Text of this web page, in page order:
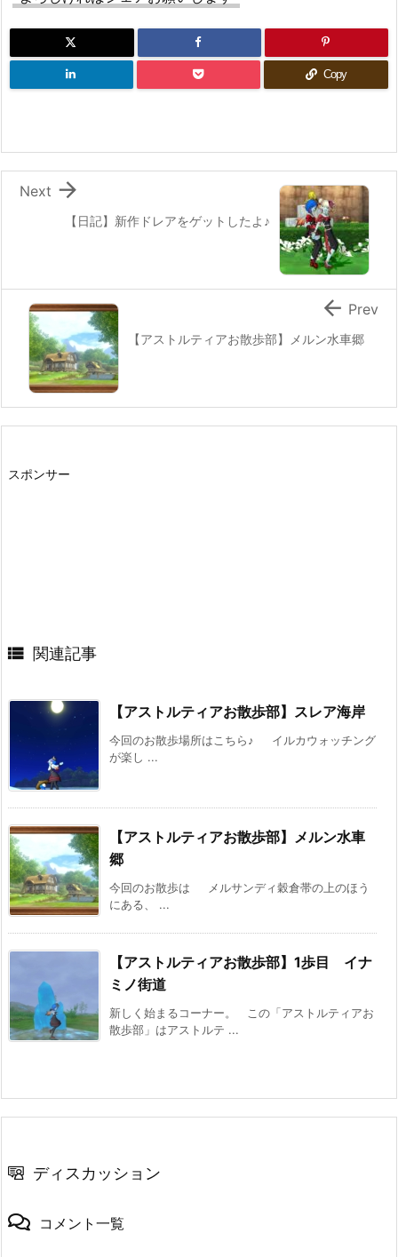
Copy
【日記】新作ドレアをゲットしたよ♪

Next
【アストルティアお散歩部】メルン水車郷
 Prev
スポンサー
 関連記事
【アストルティアお散歩部】スレア海岸
今回のお散歩場所はこちら♪ イルカウォッチング
が楽し ...
【アストルティアお散歩部】メルン水車
郷
今回のお散歩は メルサンディ穀倉帯の上のほう
にある、 ...
【アストルティアお散歩部】1歩目 イナ
ミノ街道
新しく始まるコーナー。 この「アストルティアお
散歩部」はアストルテ ...
ディスカッション
コメント一覧